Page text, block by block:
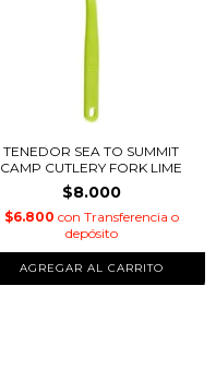
TENEDOR SEA TO SUMMIT
CAMP CUTLERY FORK LIME
$8.000
$6.800 con Transferencia o
depósito